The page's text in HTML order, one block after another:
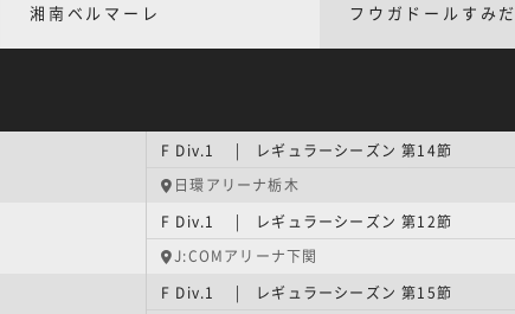
湘南ベルマーレ フウガドールすみだ
F Div.1 | レギュラーシーズン 第14節
日環アリーナ栃木
F Div.1 | レギュラーシーズン 第12節
J:COMアリーナ下関
F Div.1 | レギュラーシーズン 第15節